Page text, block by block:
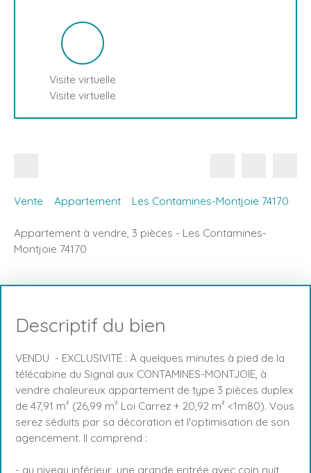
Visite virtuelle
Visite virtuelle
Vente Appartement Les Contamines-Montjoie 74170
Appartement à vendre, 3 pièces - Les Contamines-
Montjoie 74170
Descriptif du bien
VENDU - EXCLUSIVITÉ : À quelques minutes à pied de la
télécabine du Signal aux CONTAMINES-MONTJOIE, à
vendre chaleureux appartement de type 3 pièces duplex
de 47,91 m² (26,99 m² Loi Carrez + 20,92 m² <1m80). Vous
serez séduits par sa décoration et l'optimisation de son
agencement. Il comprend :
- au niveau inférieur, une grande entrée avec coin nuit,